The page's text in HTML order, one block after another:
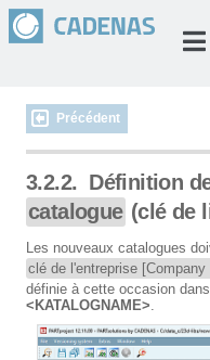
Précédent
3.2.2. Définition
catalogue (clé de
Les nouveaux catalogues
clé de l'entreprise [Company
définie à cette occasion
<KATALOGNAME>.